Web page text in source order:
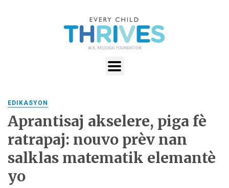
EDIKASYON
Aprantisaj akselere, piga fè
ratrapaj: nouvo prèv nan
salklas matematik elemantè
yo